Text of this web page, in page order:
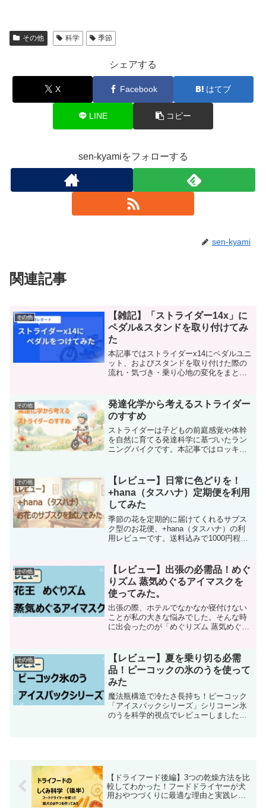
その他 科学 季節
シェアする
X Facebook はてブ
LINE コピー
sen-kyamiをフォローする
sen-kyami
関連記事
その他
【雑記】「ストライダー14x」に
ペダル&スタンドを取り付けてみ
た
本記事ではストライダーx14にペダルユニ
ット、およびスタンドを取り付けた際の
流れ・気づき・乗り心地の変化をまとめ
転車特訓についてお悩みの方の参考にな
れば嬉しいです。
その他
発達化学から考えるストライダー
のすすめ
ストライダーは子どもの前庭感覚や体幹
を自然に育てる発達科学に基づいたラン
ニングバイクです。本記事ではロッキン
0〜6歳の発達段階に合わせた最適なモデ
ル選びを年齢別にわかりやすく解説しま
す。
その他
【レビュー】日常に色どりを！
+hana（タスハナ）定期便を利用
してみた
季節の花を定期的に届けてくれるサブス
ク型のお花便、+hana（タスハナ）の利
用レビューです。送料込みで1000円程度
れる、花の定期便。」というコンセプト
でサービスを提供されており、実際に利
用してみると価格・品質・ボリュームの
バランスが魅力の定期便サービスと感じ
ました。本記事では切り花を長持ちさせ
る科学的なテクニックも紹介していま
す。
その他
【レビュー】出張の必需品！めぐ
りズム 蒸気めぐるアイマスクを
使ってみた。
出張の際、ホテルでなかなか寝付けない
ことが私の大きな悩みでした。そんな時
に出会ったのが「めぐりズム 蒸気めぐる
開封すると温まる科学的な仕組みと実際
の使用感をレビューします。
その他
【レビュー】夏を乗り切る必需
品！ピーコックの氷のうを使って
みた
魔法瓶構造で冷たさ長持ち！ピーコック
「アイスパックシリーズ」シリコーン氷
のうを科学的視点でレビューしました。
【ドライフード後編】3つの乾燥方法を比
較してわかった！フードドライヤーが犬
用おやつづくりに最適な理由と実践レポ